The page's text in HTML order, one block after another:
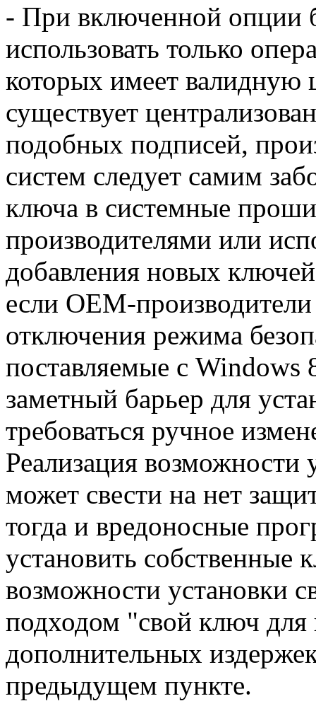
- При включенной опции
использовать только
которых имеет валидную
существует
подобных подписей,
систем следует самим
ключа в системные
производителями или
добавления новых
если OEM-
отключения режима
поставляемые с Windows
заметный барьер для
требоваться ручное
Реализация возможности
может свести на нет
тогда и вредоносные
установить собственные
возможности установки
подходом "свой ключ
дополнительных
предыдущем пункте.